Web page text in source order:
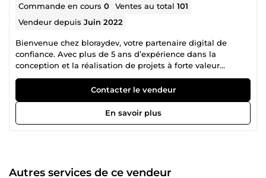
Commande en cours0 Ventes au total101
Vendeur depuisJuin 2022
Bienvenue chez bloraydev, votre partenaire digital de
confiance. Avec plus de 5 ans d’expérience dans la
conception et la réalisation de projets à forte valeur
ajoutée, nous accompagnons votre entreprise dans les
domaines suivants : 💻 E-commerce (création, optimisation
et maintenance de boutiques en ligne) 📢 Marketing
digital (campagnes Google Ads, Facebook Ads, stratégies
de génération de leads) ⚙️ Maintenance de sites web
ambitions en ligne sans tracas ! == Pourquoi choisir
Contacter le vendeur
En savoir plus
Autres services de ce vendeur